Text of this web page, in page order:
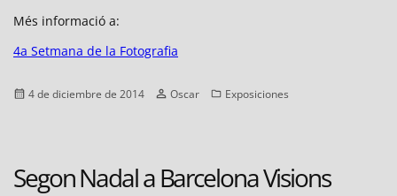
Més informació a:
4a Setmana de la Fotografia
Publicado
4 de diciembre de 2014 Autor
Oscar Categorías
Exposiciones
Segon Nadal a Barcelona Visions